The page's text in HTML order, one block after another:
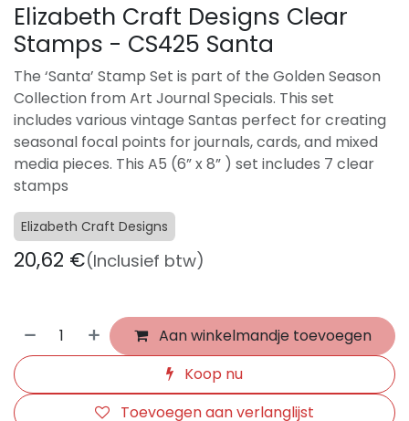
Elizabeth Craft Designs Clear
Stamps - CS425 Santa
The ‘Santa’ Stamp Set is part of the Golden Season
Collection from Art Journal Specials. This set
includes various vintage Santas perfect for creating
seasonal focal points for journals, cards, and mixed
media pieces. This A5 (6” x 8” ) set includes 7 clear
stamps
Elizabeth Craft Designs
20,62 €(Inclusief btw)
Aan winkelmandje toevoegen
Koop nu
Toevoegen aan verlanglijst